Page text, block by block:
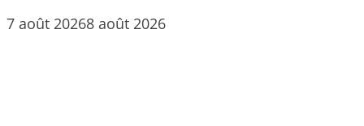
7 août 20268 août 2026